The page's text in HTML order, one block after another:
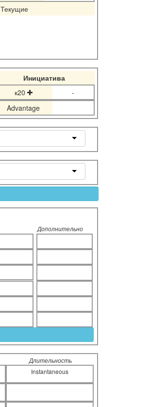
Текущие
Инициатива
к20
-
Advantage
Дополнительно
Длительность
Instantaneous